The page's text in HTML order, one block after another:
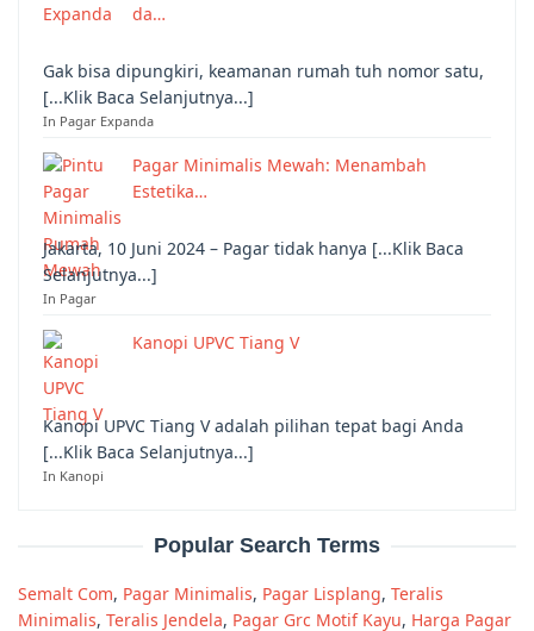
da…
Gak bisa dipungkiri, keamanan rumah tuh nomor satu,
[...Klik Baca Selanjutnya...]
In Pagar Expanda
Pagar Minimalis Mewah: Menambah
Estetika…
Jakarta, 10 Juni 2024 – Pagar tidak hanya [...Klik Baca
Selanjutnya...]
In Pagar
Kanopi UPVC Tiang V
Kanopi UPVC Tiang V adalah pilihan tepat bagi Anda
[...Klik Baca Selanjutnya...]
In Kanopi
Popular Search Terms
Semalt Com, Pagar Minimalis, Pagar Lisplang, Teralis
Minimalis, Teralis Jendela, Pagar Grc Motif Kayu, Harga Pagar